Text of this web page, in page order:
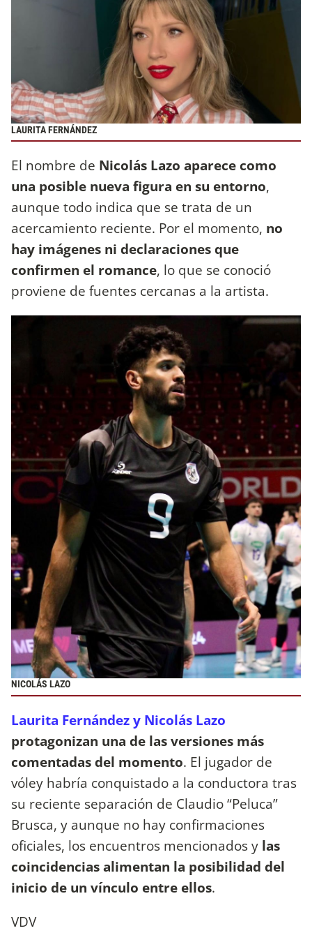
LAURITA FERNÁNDEZ
El nombre de Nicolás Lazo aparece como
una posible nueva figura en su entorno,
aunque todo indica que se trata de un
acercamiento reciente. Por el momento, no
hay imágenes ni declaraciones que
confirmen el romance, lo que se conoció
proviene de fuentes cercanas a la artista.
NICOLÁS LAZO
Laurita Fernández y Nicolás Lazo
protagonizan una de las versiones más
comentadas del momento. El jugador de
vóley habría conquistado a la conductora tras
su reciente separación de Claudio “Peluca”
Brusca, y aunque no hay confirmaciones
oficiales, los encuentros mencionados y las
coincidencias alimentan la posibilidad del
inicio de un vínculo entre ellos.
VDV